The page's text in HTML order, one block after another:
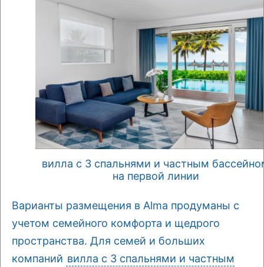
вилла с 3 спальнями и частным
на первой линии
Варианты размещения в Alma продуманы с
учетом семейного комфорта и щедрого
пространства. Для семей и больших
компаний вилла с 3 спальнями и частным